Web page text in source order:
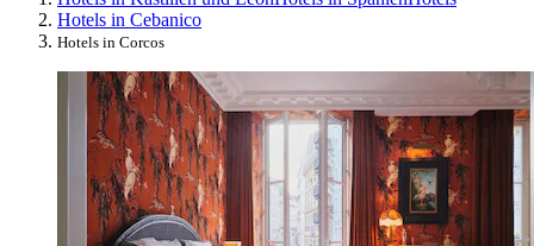
Hotels in Cebanico
Hotels in Corcos